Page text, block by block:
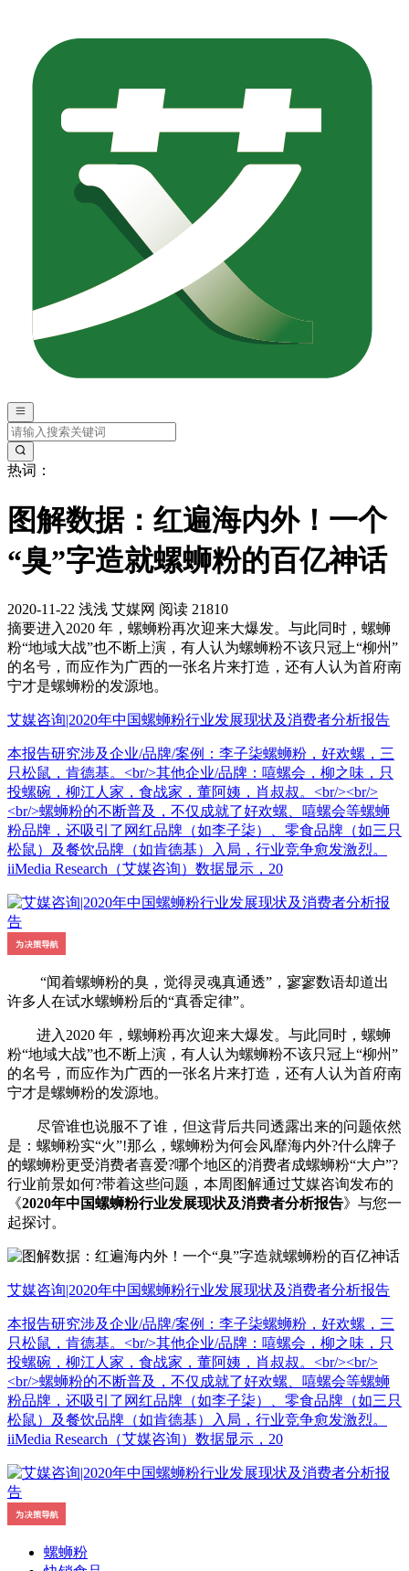
热词：
图解数据：红遍海内外！一个
“臭”字造就螺蛳粉的百亿神话
2020-11-22 浅浅 艾媒网 阅读 21810
摘要进入2020 年，螺蛳粉再次迎来大爆发。与此同时，螺蛳
粉“地域大战”也不断上演，有人认为螺蛳粉不该只冠上“柳州”
的名号，而应作为广西的一张名片来打造，还有人认为首府南
宁才是螺蛳粉的发源地。
艾媒咨询|2020年中国螺蛳粉行业发展现状及消费者分析报告
本报告研究涉及企业/品牌/案例：李子柒螺蛳粉，好欢螺，三
只松鼠，肯德基。<br/>其他企业/品牌：嘻螺会，柳之味，只
投螺碗，柳江人家，食战家，董阿姨，肖叔叔。<br/><br/>
<br/>螺蛳粉的不断普及，不仅成就了好欢螺、嘻螺会等螺蛳
粉品牌，还吸引了网红品牌（如李子柒）、零食品牌（如三只
松鼠）及餐饮品牌（如肯德基）入局，行业竞争愈发激烈。
iiMedia Research（艾媒咨询）数据显示，20
“闻着螺蛳粉的臭，觉得灵魂真通透”，寥寥数语却道出
许多人在试水螺蛳粉后的“真香定律”。
进入2020 年，螺蛳粉再次迎来大爆发。与此同时，螺蛳
粉“地域大战”也不断上演，有人认为螺蛳粉不该只冠上“柳州”
的名号，而应作为广西的一张名片来打造，还有人认为首府南
宁才是螺蛳粉的发源地。
尽管谁也说服不了谁，但这背后共同透露出来的问题依然
是：螺蛳粉实“火”!那么，螺蛳粉为何会风靡海内外?什么牌子
的螺蛳粉更受消费者喜爱?哪个地区的消费者成螺蛳粉“大户”?
行业前景如何?带着这些问题，本周图解通过艾媒咨询发布的
《2020年中国螺蛳粉行业发展现状及消费者分析报告》与您一
起探讨。
艾媒咨询|2020年中国螺蛳粉行业发展现状及消费者分析报告
本报告研究涉及企业/品牌/案例：李子柒螺蛳粉，好欢螺，三
只松鼠，肯德基。<br/>其他企业/品牌：嘻螺会，柳之味，只
投螺碗，柳江人家，食战家，董阿姨，肖叔叔。<br/><br/>
<br/>螺蛳粉的不断普及，不仅成就了好欢螺、嘻螺会等螺蛳
粉品牌，还吸引了网红品牌（如李子柒）、零食品牌（如三只
松鼠）及餐饮品牌（如肯德基）入局，行业竞争愈发激烈。
iiMedia Research（艾媒咨询）数据显示，20
螺蛳粉